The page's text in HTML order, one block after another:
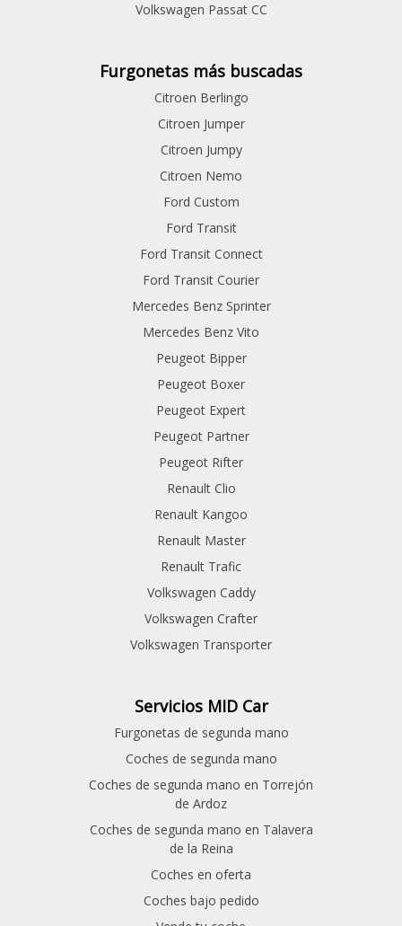
Volkswagen Passat CC
Furgonetas más buscadas
Citroen Berlingo
Citroen Jumper
Citroen Jumpy
Citroen Nemo
Ford Custom
Ford Transit
Ford Transit Connect
Ford Transit Courier
Mercedes Benz Sprinter
Mercedes Benz Vito
Peugeot Bipper
Peugeot Boxer
Peugeot Expert
Peugeot Partner
Peugeot Rifter
Renault Clio
Renault Kangoo
Renault Master
Renault Trafic
Volkswagen Caddy
Volkswagen Crafter
Volkswagen Transporter
Servicios MID Car
Furgonetas de segunda mano
Coches de segunda mano
Coches de segunda mano en Torrejón
de Ardoz
Coches de segunda mano en Talavera
de la Reina
Coches en oferta
Coches bajo pedido